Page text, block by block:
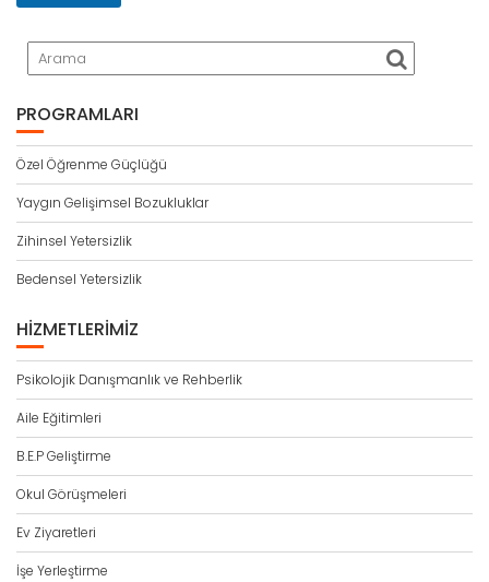
PROGRAMLARI
Özel Öğrenme Güçlüğü
Yaygın Gelişimsel Bozukluklar
Zihinsel Yetersizlik
Bedensel Yetersizlik
HIZMETLERIMIZ
Psikolojik Danışmanlık ve Rehberlik
Aile Eğitimleri
B.E.P Geliştirme
Okul Görüşmeleri
Ev Ziyaretleri
İşe Yerleştirme